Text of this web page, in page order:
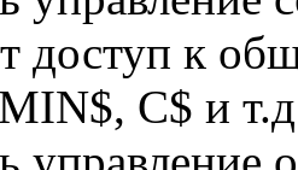
доступ к
C$ и